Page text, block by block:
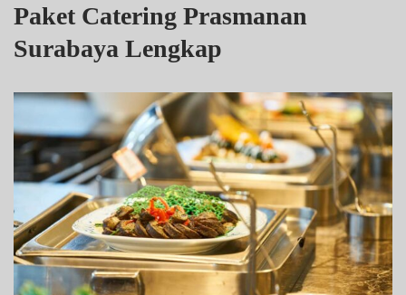
Paket Catering Prasmanan
Surabaya Lengkap